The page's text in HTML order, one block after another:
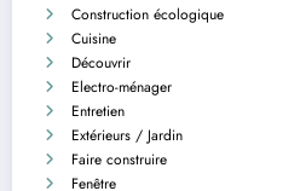
Construction écologique
Cuisine
Découvrir
Electro-ménager
Entretien
Extérieurs / Jardin
Faire construire
Fenêtre